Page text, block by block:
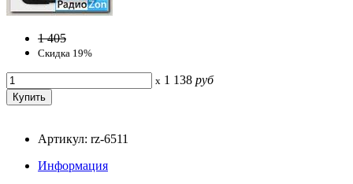
1 405
Скидка 19%
x 1 138 руб
Артикул: rz-6511
Информация